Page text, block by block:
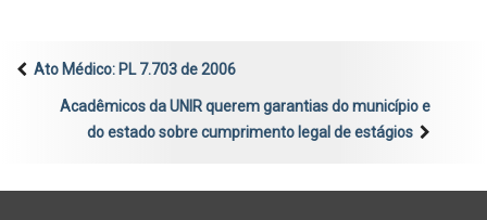
Ato Médico: PL 7.703 de 2006
Acadêmicos da UNIR querem garantias do município e
do estado sobre cumprimento legal de estágios